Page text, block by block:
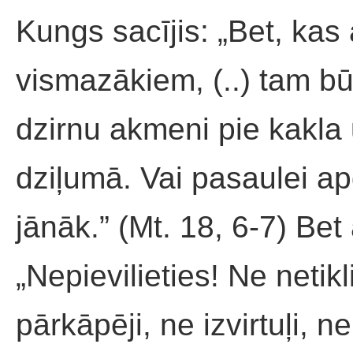
Kungs sacījis: „Bet,
vismazākiem, (..) tam
dzirnu akmeni pie
dziļumā. Vai pasaulei
jānāk.” (Mt. 18, 6-7)
„Nepievilieties! Ne
pārkāpēji, ne izvirtuļi,